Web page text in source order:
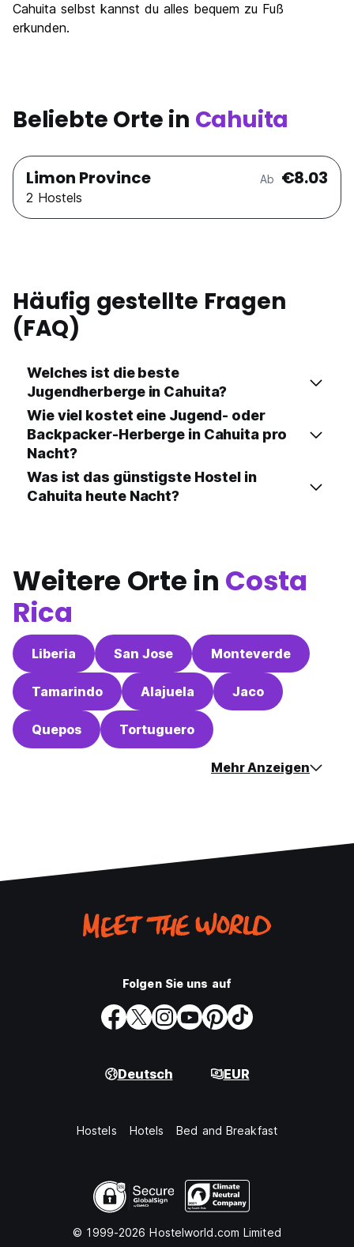
Cahuita selbst kannst du alles bequem zu Fuß
erkunden.
Beliebte Orte in Cahuita
Limon Province Ab €8.03
2 Hostels
Häufig gestellte Fragen
(FAQ)
Welches ist die beste
Jugendherberge in Cahuita?
Wie viel kostet eine Jugend- oder
Backpacker-Herberge in Cahuita pro
Nacht?
Was ist das günstigste Hostel in
Cahuita heute Nacht?
Weitere Orte in Costa
Rica
Liberia San Jose Monteverde
Tamarindo Alajuela Jaco
Quepos Tortuguero
Mehr Anzeigen
Folgen Sie uns auf
Deutsch EUR
Hostels Hotels Bed and Breakfast
© 1999-2026 Hostelworld.com Limited